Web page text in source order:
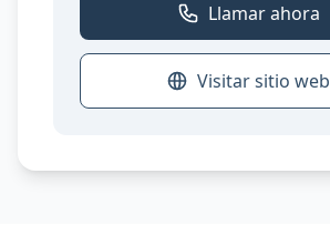
Llamar ahora
Visitar sitio web